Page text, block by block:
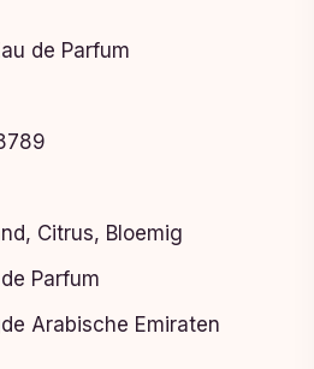
de Parfum
Citrus, Bloemig
Parfum
Arabische Emiraten